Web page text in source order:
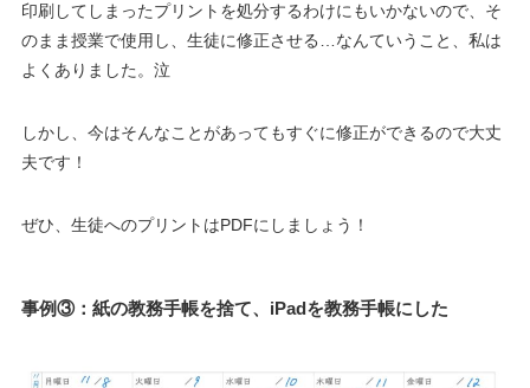
印刷してしまったプリントを処分するわけにもいかないので、そ
のまま授業で使用し、生徒に修正させる…なんていうこと、私は
よくありました。泣
しかし、今はそんなことがあってもすぐに修正ができるので大丈
夫です！
ぜひ、生徒へのプリントはPDFにしましょう！
事例③：紙の教務手帳を捨て、iPadを教務手帳にした